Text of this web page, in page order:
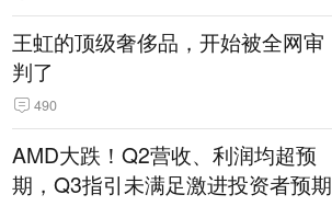
王虹的顶级奢侈品，开始被全网审
判了
490
AMD大跌！Q2营收、利润均超预
期，Q3指引未满足激进投资者预期